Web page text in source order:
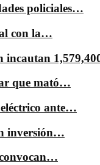
policiales…
con la…
incautan
que mató…
ante…
inversión…